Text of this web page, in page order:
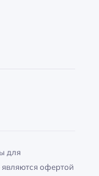
для
офертой